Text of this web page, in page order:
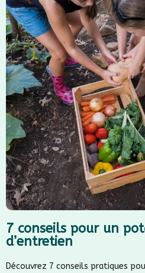
7 conseils pour un
d’entretien
Découvrez 7 conseils pratiques